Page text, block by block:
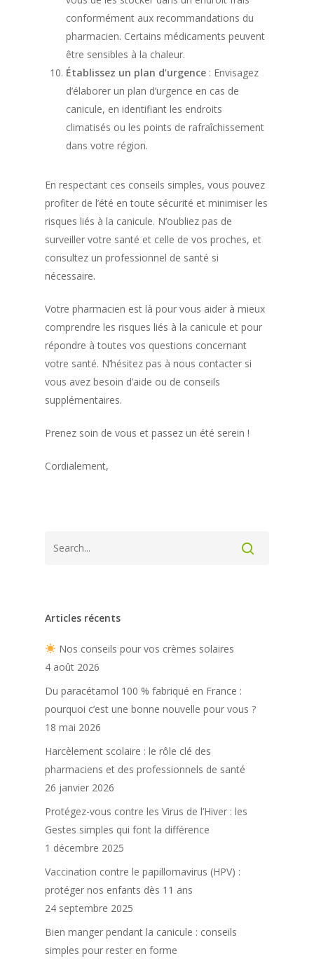
conformément aux recommandations du
pharmacien. Certains médicaments peuvent
être sensibles à la chaleur.
Établissez un plan d’urgence : Envisagez
d’élaborer un plan d’urgence en cas de
canicule, en identifiant les endroits
climatisés ou les points de rafraîchissement
dans votre région.
En respectant ces conseils simples, vous pouvez
profiter de l’été en toute sécurité et minimiser les
risques liés à la canicule. N’oubliez pas de
surveiller votre santé et celle de vos proches, et
consultez un professionnel de santé si
nécessaire.
Votre pharmacien est là pour vous aider à mieux
comprendre les risques liés à la canicule et pour
répondre à toutes vos questions concernant
votre santé. N’hésitez pas à nous contacter si
vous avez besoin d’aide ou de conseils
supplémentaires.
Prenez soin de vous et passez un été serein !
Cordialement,
Articles récents
Nos conseils pour vos crèmes solaires
4 août 2026
Du paracétamol 100 % fabriqué en France :
pourquoi c’est une bonne nouvelle pour vous ?
18 mai 2026
Harcèlement scolaire : le rôle clé des
pharmaciens et des professionnels de santé
26 janvier 2026
Protégez-vous contre les Virus de l’Hiver : les
Gestes simples qui font la différence
1 décembre 2025
Vaccination contre le papillomavirus (HPV) :
protéger nos enfants dès 11 ans
24 septembre 2025
Bien manger pendant la canicule : conseils
simples pour rester en forme